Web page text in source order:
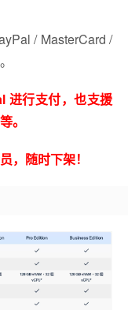
/ MasterCard /
进行支付，也支援
。
，随时下架！